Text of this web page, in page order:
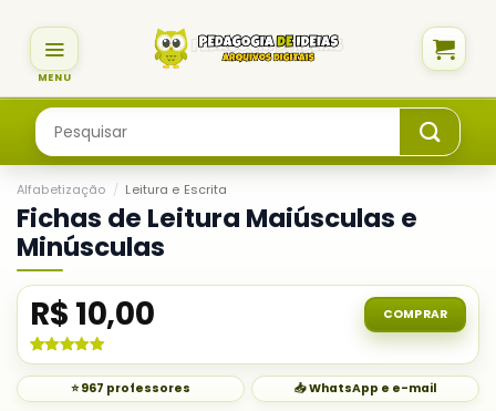
content
Pesquisar
por:
Alfabetização / Leitura e Escrita
Fichas de Leitura Maiúsculas e
Minúsculas
R$ 10,00 COMPRAR
Avaliado
como5.00
de 5, com
1
⭐ 967 professores 📥 WhatsApp e e-mail